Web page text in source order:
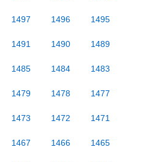
1497 1496 1495
1491 1490 1489
1485 1484 1483
1479 1478 1477
1473 1472 1471
1467 1466 1465